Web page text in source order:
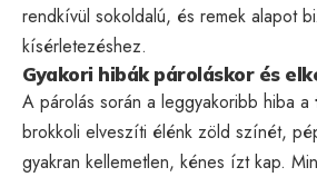
rendkívül sokoldalú, és remek alapot
kísérletezéshez.
Gyakori hibák pároláskor és
A párolás során a leggyakoribb hiba a
brokkoli elveszíti élénk zöld színét,
gyakran kellemetlen, kénes ízt kap.